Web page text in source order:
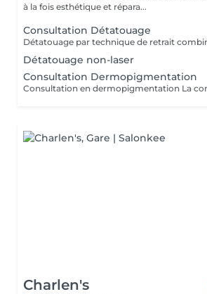
à la fois esthétique et répara...
Consultation Détatouage
Détatouage non-laser
Consultation Dermopigmentation
Charlen's